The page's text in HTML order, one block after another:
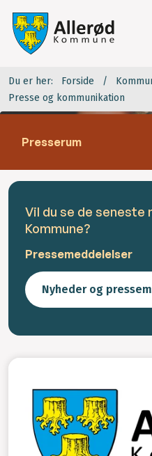
Du er her: Forside
Presse og kommunikation
Presserum
Vil du se de seneste
Kommune?
Pressemeddelelser
Nyheder og